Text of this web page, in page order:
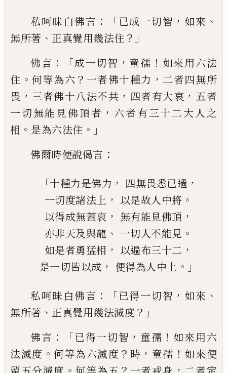
私呵昧白佛言 ：「已成一切智 ， 如來 、
無所著 、 正真覺用幾法住 ？」
佛言 ：「成一切智 ， 童孺 ！ 如來用六法
住 。何等為六 ？ 一者佛十種力 ， 二者四無所
畏 ， 三者佛十八法不共 ， 四者有大哀 ， 五者
一切無能見佛頂者 ， 六者有三十二大 人之
相 。 是為六法住 。」
佛爾時便說偈言 ：
「十種力是佛力 ， 四無畏悉已過 ，
一切度諸法上 ， 以是故人中將 。
以得成無蓋哀 ， 無有能見佛頂 ，
亦非天及與龍 、 一切人不能見 。
如是者勇猛相 ， 以遍布三十二 ，
是一切皆以成 ， 便得為人中上 。」
私呵昧白佛言 ：「已得一切智 ， 如來 、
無所著 、 正真覺用幾法滅度 ？」
佛言 ：「已得一切智 ， 童孺 ！ 如來用六
法滅度 。何等為六滅度 ？ 時 ， 童孺 ！ 如來便